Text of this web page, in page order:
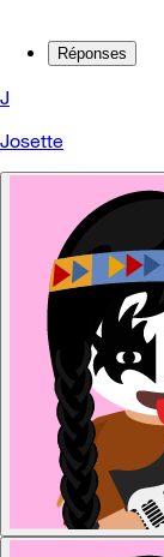
Réponses
J
Josette